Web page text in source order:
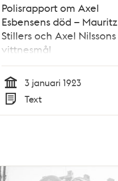
Polisrapport om Axel
Esbensens död – Mauritz
Stillers och Axel Nilssons
vittnesmål
Tid
3 januari 1923
Typ
Text